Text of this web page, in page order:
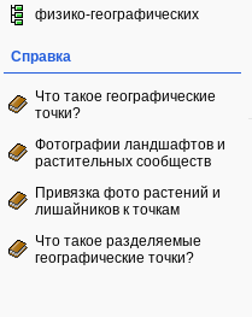
физико-географических
Справка
Что такое географические
точки?
Фотографии ландшафтов и
растительных сообществ
Привязка фото растений и
лишайников к точкам
Что такое разделяемые
географические точки?